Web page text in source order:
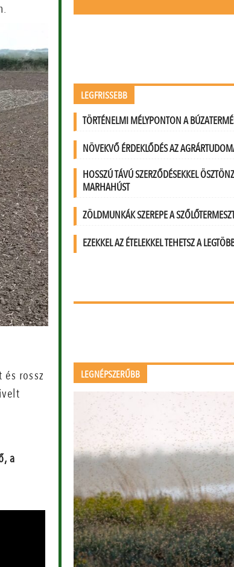
rossz
a
LEGFRISSEBB
TÖRTÉNELMI MÉLYPONTON A
NÖVEKVŐ ÉRDEKLŐDÉS AZ
HOSSZÚ TÁVÚ SZERZŐDÉSEKKEL
MARHAHÚST
ZÖLDMUNKÁK SZEREPE A
EZEKKEL AZ ÉTELEKKEL TEHETSZ A
LEGNÉPSZERŰBB